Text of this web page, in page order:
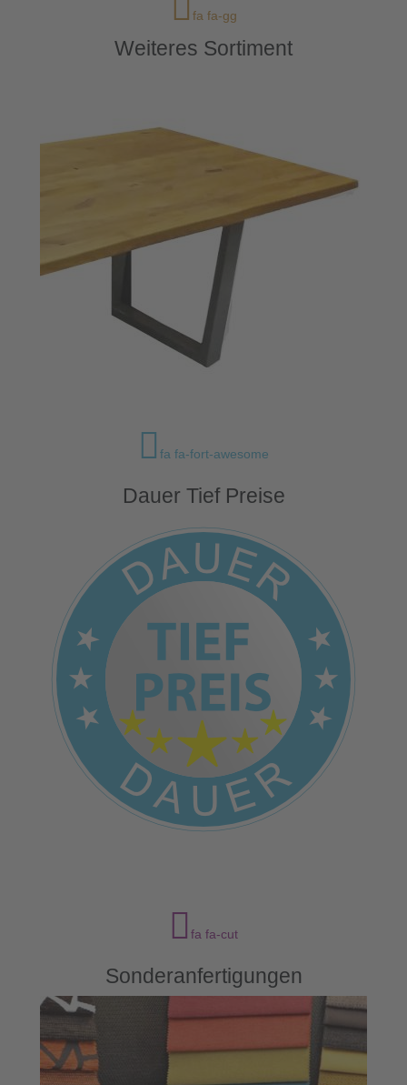
fa fa-gg
Weiteres Sortiment
fa fa-fort-awesome
Dauer Tief Preise
fa fa-cut
Sonderanfertigungen